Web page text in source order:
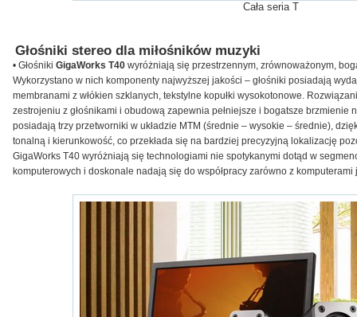
Cała seria T
Głośniki stereo dla miłośników muzyki
• Głośniki GigaWorks T40 wyróżniają się przestrzennym, zrównoważonym,
Wykorzystano w nich komponenty najwyższej jakości – głośniki posiadają
membranami z włókien szklanych, tekstylne kopułki wysokotonowe.
zestrojeniu z głośnikami i obudową zapewnia pełniejsze i bogatsze brzmienie
posiadają trzy przetworniki w układzie MTM (średnie – wysokie – średnie),
tonalną i kierunkowość, co przekłada się na bardziej precyzyjną lokalizację
GigaWorks T40 wyróżniają się technologiami nie spotykanymi dotąd w
komputerowych i doskonale nadają się do współpracy zarówno z